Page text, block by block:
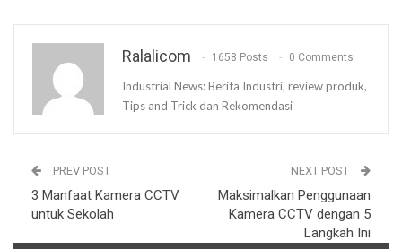
Ralalicom 1658 Posts 0 Comments
Industrial News: Berita Industri, review produk,
Tips and Trick dan Rekomendasi
PREV POST
3 Manfaat Kamera CCTV
untuk Sekolah
NEXT POST
Maksimalkan Penggunaan
Kamera CCTV dengan 5
Langkah Ini